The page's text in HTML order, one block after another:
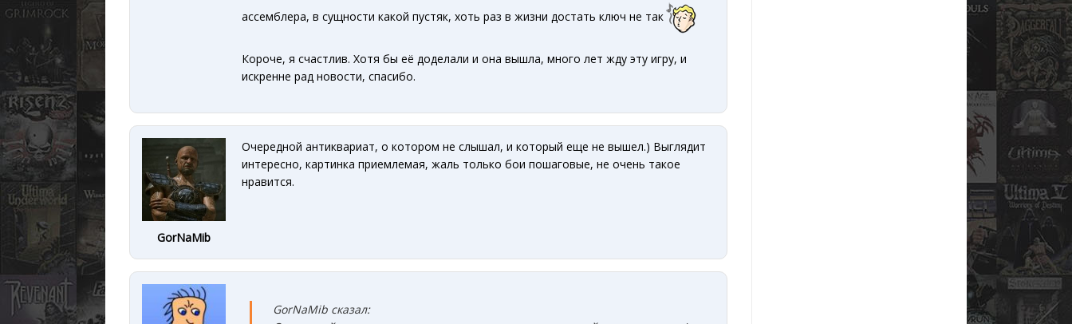
ассемблера, в сущности какой пустяк, хоть раз в жизни достать ключ не так
Короче, я счастлив. Хотя бы её доделали и она вышла, много лет жду эту игру, и
искренне рад новости, спасибо.
GorNaMib
Очередной антиквариат, о котором не слышал, и который еще не вышел.) Выглядит
интересно, картинка приемлемая, жаль только бои пошаговые, не очень такое
нравится.
GorNaMib сказал: